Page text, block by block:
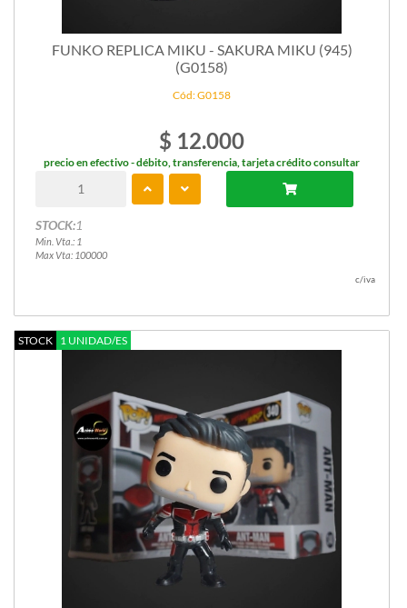
FUNKO REPLICA MIKU - SAKURA MIKU (945)
(G0158)
Cód: G0158
$ 12.000
precio en efectivo - débito, transferencia, tarjeta crédito consultar
STOCK:1
Min. Vta.: 1
Max Vta: 100000
c/iva
STOCK 1 UNIDAD/ES